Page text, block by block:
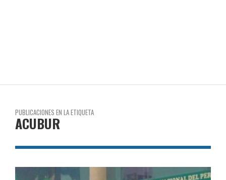
PUBLICACIONES EN LA ETIQUETA
ACUBUR